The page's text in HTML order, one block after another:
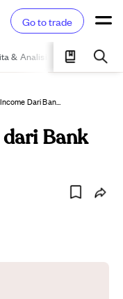
Go to trade
& Analisis Pelajari
Net Interest Income Dari Bank Of America Naik!!!
Bank